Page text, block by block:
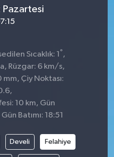
Sıcaklık: 1 ° ,
Rüzgar: 6 km/s,
mm, Çiy Noktası:
10 km, Gün
Batımı: 18:51
Develi Felahiye